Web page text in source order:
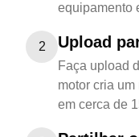
equipamento
2 Upload
Faça upload
motor cria
em cerca de